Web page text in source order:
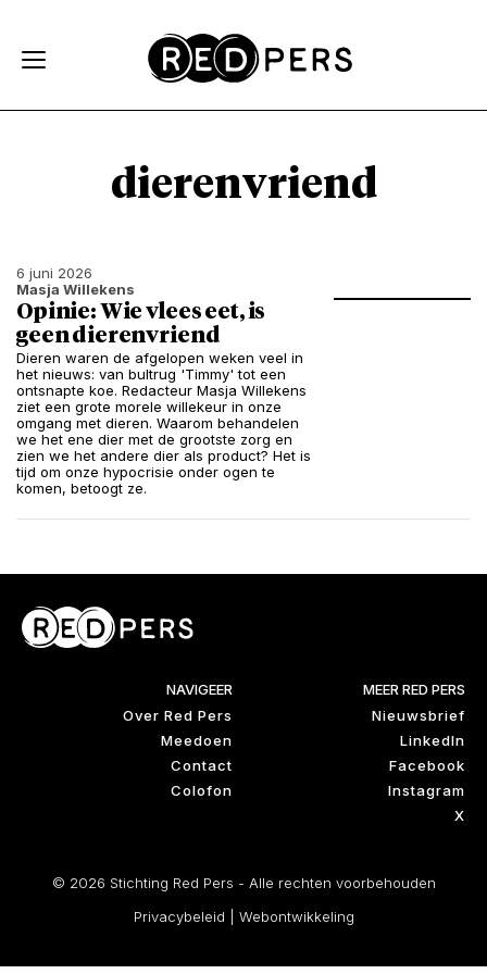
dierenvriend
6 juni 2026
Masja Willekens
Opinie: Wie vlees eet, is
geen dierenvriend
Dieren waren de afgelopen weken veel in
het nieuws: van bultrug 'Timmy' tot een
ontsnapte koe. Redacteur Masja Willekens
ziet een grote morele willekeur in onze
omgang met dieren. Waarom behandelen
we het ene dier met de grootste zorg en
zien we het andere dier als product? Het is
tijd om onze hypocrisie onder ogen te
komen, betoogt ze.
NAVIGEER
Over Red Pers
Meedoen
Contact
Colofon
MEER RED PERS
Nieuwsbrief
LinkedIn
Facebook
Instagram
X
© 2026 Stichting Red Pers - Alle rechten voorbehouden
Privacybeleid
Webontwikkeling